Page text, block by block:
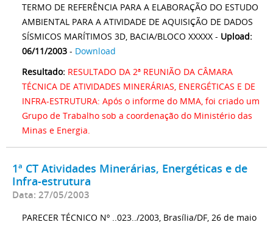
TERMO DE REFERÊNCIA PARA A ELABORAÇÃO DO ESTUDO
AMBIENTAL PARA A ATIVIDADE DE AQUISIÇÃO DE DADOS
SÍSMICOS MARÍTIMOS 3D, BACIA/BLOCO XXXXX - Upload:
06/11/2003 - Download
Resultado: RESULTADO DA 2ª REUNIÃO DA CÂMARA
TÉCNICA DE ATIVIDADES MINERÁRIAS, ENERGÉTICAS E DE
INFRA-ESTRUTURA: Após o informe do MMA, foi criado um
Grupo de Trabalho sob a coordenação do Ministério das
Minas e Energia.
1ª CT Atividades Minerárias, Energéticas e de
Infra-estrutura
Data: 27/05/2003
PARECER TÉCNICO Nº ..023../2003, Brasília/DF, 26 de maio